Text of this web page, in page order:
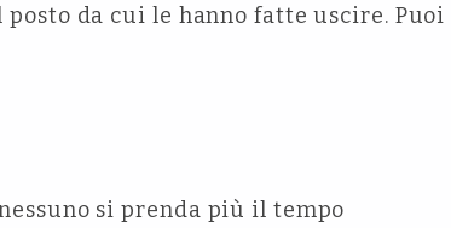
da cui le hanno fatte uscire. Puoi
si prenda più il tempo